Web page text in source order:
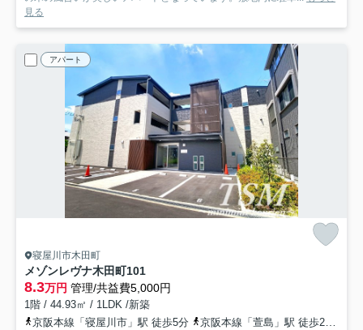
見る
アパート
寝屋川市木田町
メゾンレヴナ木田町101
8.3万円 管理/共益費5,000円
1階 / 44.93㎡ / 1LDK /新築
京阪本線「寝屋川市」駅 徒歩5分
京阪本線「萱島」駅 徒歩26分